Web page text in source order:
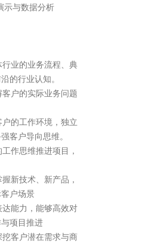
示与数据分析
业的业务流程、典
的行业认知。
户的实际业务问题
的工作环境，独立
客户导向思维。
作思维推进项目，
新技术、新产品，
户场景
能力，能够高效对
项目推进
客户潜在需求与商